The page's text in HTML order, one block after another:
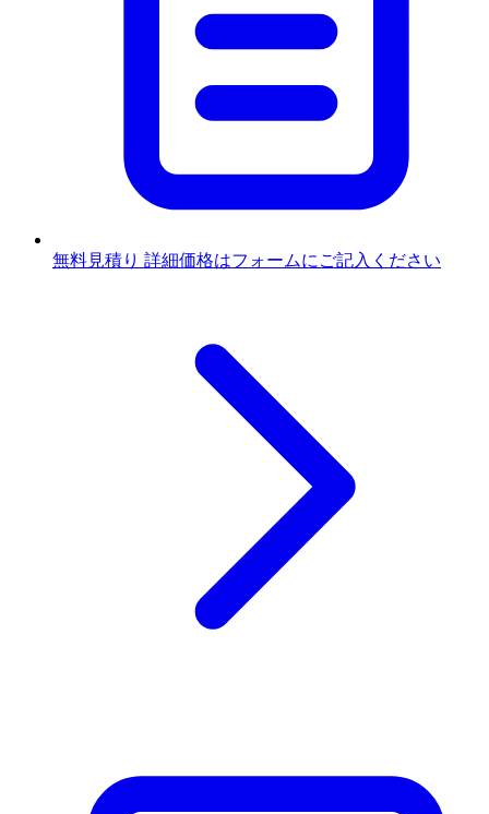
無料見積り 詳細価格はフォームにご記入ください